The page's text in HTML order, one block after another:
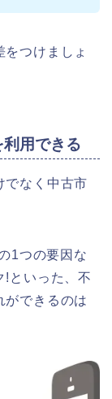
つけましょ
用できる
でなく中古市
1つの要因な
!といった、不
ができるのは